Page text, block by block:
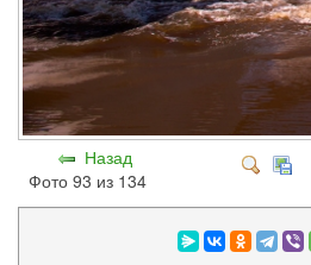
Назад
Фото 93 из 134